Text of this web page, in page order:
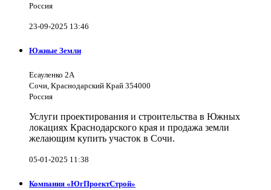
Россия
23-09-2025 13:46
Южные Земли
Есауленко 2А
Сочи, Краснодарский Край 354000
Россия
Услуги проектирования и строительства в Южных
локациях Краснодарского края и продажа земли
желающим купить участок в Сочи.
05-01-2025 11:38
Компания «ЮгПроектСтрой»